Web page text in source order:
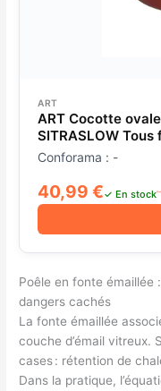
ART
ART Cocotte
SITRASLOW
Conforama : -
40,99 €✓ En stock
Poêle en fonte émaillée
dangers cachés
La fonte émaillée
couche d’émail vitreux.
cases : rétention de
Dans la pratique,